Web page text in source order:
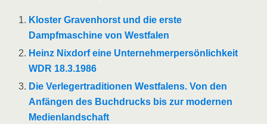
Kloster Gravenhorst und die erste
Dampfmaschine von Westfalen
Heinz Nixdorf eine Unternehmerpersönlichkeit
WDR 18.3.1986
Die Verlegertraditionen Westfalens. Von den
Anfängen des Buchdrucks bis zur modernen
Medienlandschaft